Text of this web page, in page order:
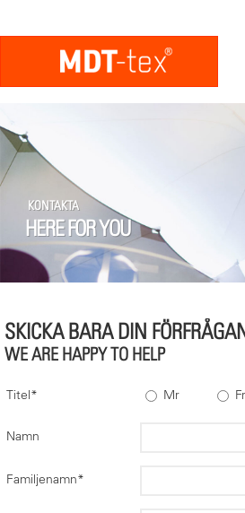
KONTAKTA
HERE FOR YOU
SKICKA BARA DIN
WE ARE HAPPY TO HELP
Titel* Mr
Namn
Familjenamn*